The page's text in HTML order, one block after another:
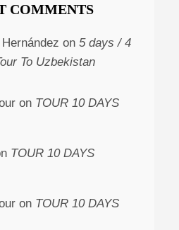
COMMENTS
on 5 days / 4
To Uzbekistan
on TOUR 10 DAYS
TOUR 10 DAYS
on TOUR 10 DAYS